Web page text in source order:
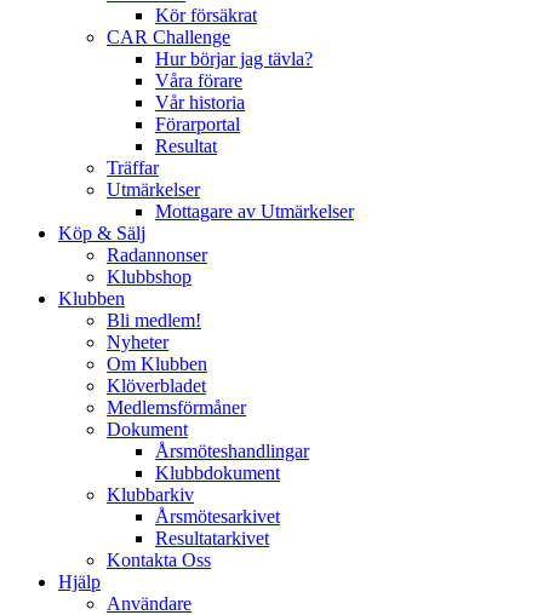
Kör försäkrat
CAR Challenge
Hur börjar jag tävla?
Våra förare
Vår historia
Förarportal
Resultat
Träffar
Utmärkelser
Mottagare av Utmärkelser
Köp & Sälj
Radannonser
Klubbshop
Klubben
Bli medlem!
Nyheter
Om Klubben
Klöverbladet
Medlemsförmåner
Dokument
Årsmöteshandlingar
Klubbdokument
Klubbarkiv
Årsmötesarkivet
Resultatarkivet
Kontakta Oss
Hjälp
Användare